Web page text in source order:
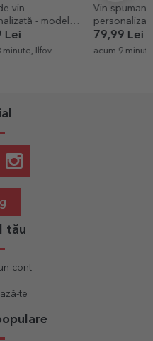
Vin spumant
personalizat cu text
pentru zi de naștere -
Gold
79,99 Lei
acum 9 minute, Ilfov
o
tău
cont
te